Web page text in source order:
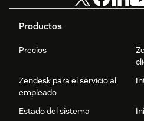
Productos
Precios
Zendesk para el servicio al
empleado
Estado del sistema